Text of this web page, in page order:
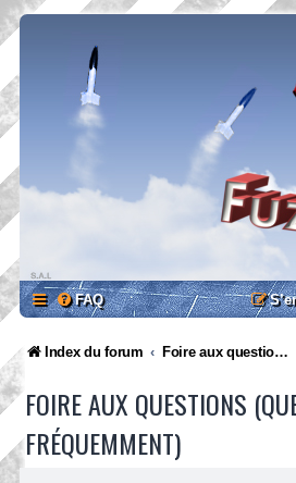
FAQ
Index du forum Foire aux questions (Questions posées fréquemment)
FOIRE AUX QUESTIONS
FRÉQUEMMENT)